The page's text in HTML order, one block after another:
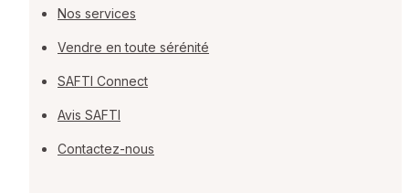
Nos services
Vendre en toute sérénité
SAFTI Connect
Avis SAFTI
Contactez-nous